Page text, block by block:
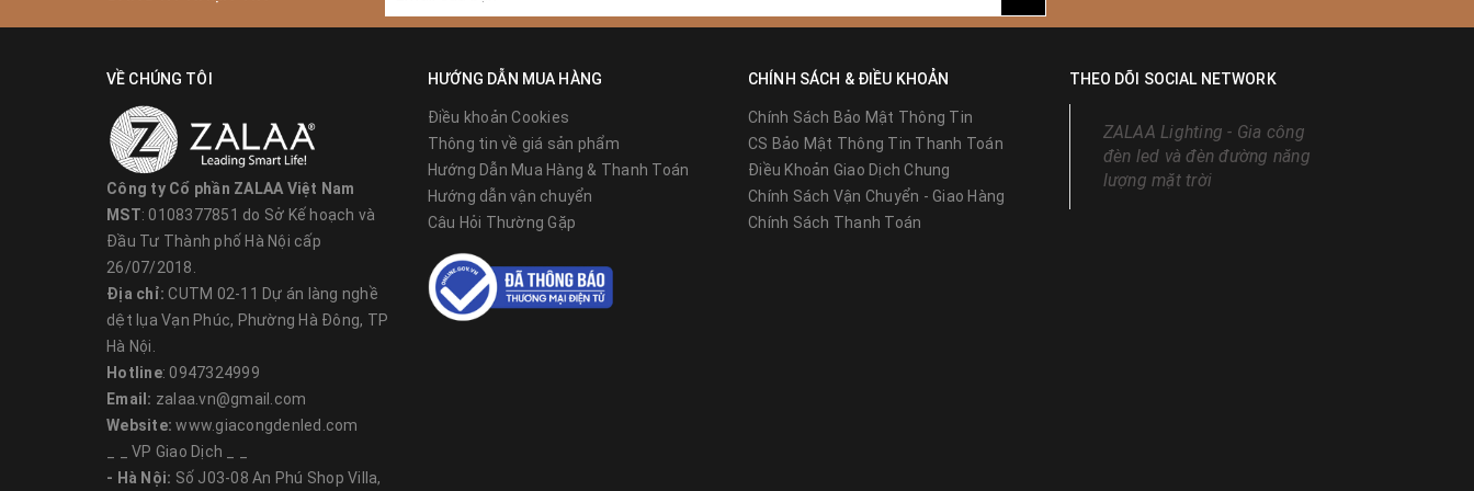
Cột đèn chiếu sáng cảnh quan khu đô thị - ZALAA Việt Nam
Các đặc điểm ưu việt của sản phẩm :
Thân cột làm từ hợp kin chắc chắn, độ bền vật lý cao.
Được chống Oxy hóa cẩn thận, cột đèn có khả năng chống chọi với thời tiết tốt.
Thiết kế của cột phù hợp với ánh sáng phát ra từ đèn chiếu sáng, thích hợp với không gian xung quanh,
tạo cảnh quan hài hòa.
Những chiếccột đèn chiếu sáng
việc đưa ánh sáng đến với không gian xung quanh.
Khi bạn muốn sử dụng
tính thẩm mỹ thì sản phẩm của chúng tôi là thứ bạn nhất định phải tìm hiểu.
VỀ CHÚNG TÔI
Công ty Cổ phần ZALAA Việt Nam
MST: 0108377851 do Sở Kế hoạch và
Đầu Tư Thành phố Hà Nội cấp
26/07/2018.
Địa chỉ: CUTM 02-11 Dự án làng nghề
dệt lụa Vạn Phúc, Phường Hà Đông, TP
Hà Nội.
Hotline: 0947324999
Email: zalaa.vn@gmail.com
Website:www.giacongdenled.com
_ _ VP Giao Dịch _ _
- Hà Nội: Số J03-08 An Phú Shop Villa,
HƯỚNG DẪN MUA HÀNG
Điều khoản Cookies
Thông tin về giá sản phẩm
Hướng Dẫn Mua Hàng & Thanh Toán
Hướng dẫn vận chuyển
Câu Hỏi Thường Gặp
CHÍNH SÁCH & ĐIỀU KHOẢN
Chính Sách Bảo Mật Thông Tin
CS Bảo Mật Thông Tin Thanh Toán
Điều Khoản Giao Dịch Chung
Chính Sách Vận Chuyển - Giao Hàng
Chính Sách Thanh Toán
THEO DÕI SOCIAL NETWORK
ZALAA Lighting - Gia công
đèn led và đèn đường năng
lượng mặt trời